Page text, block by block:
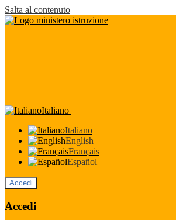
Salta al contenuto
Italiano
Italiano
English
Français
Español
Accedi
Accedi